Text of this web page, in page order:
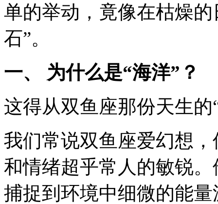
单的举动，竟像在枯燥
石”。
一、 为什么是“海洋”？
这得从双鱼座那份天生
我们常说双鱼座爱幻想
和情绪超乎常人的敏锐
捕捉到环境中细微的能